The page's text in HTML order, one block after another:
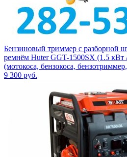
Бензиновый триммер с разборной
ремнём Huter GGT-1500SX (1.5 кВт
(мотокоса, бензокоса,
9 300 руб.